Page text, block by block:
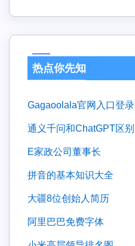
热点你先知
gagaoolala官网入口登录
通义千问和ChatGPT区别
e家政公司董事长
拼音的基本知识大全
大疆8位创始人简历
阿里巴巴免费字体